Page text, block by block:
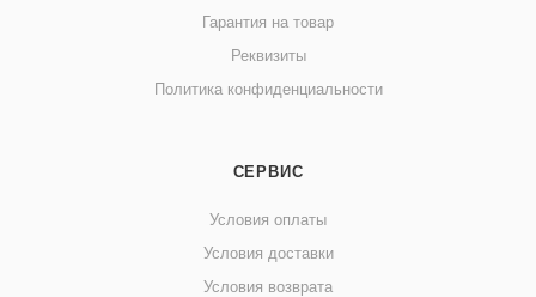
Гарантия на товар
Реквизиты
Политика конфиденциальности
СЕРВИС
Условия оплаты
Условия доставки
Условия возврата